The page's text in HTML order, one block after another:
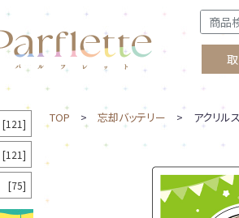
TOP > 忘却バッテリー > アクリルス
[121]
[121]
[75]